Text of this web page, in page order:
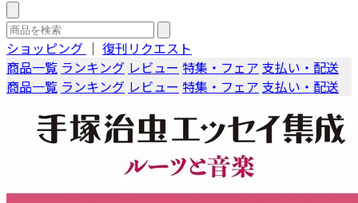
ショッピング ｜ 復刊リクエスト
商品一覧 ランキング レビュー 特集・フェア 支払い・配送
商品一覧 ランキング レビュー 特集・フェア 支払い・配送